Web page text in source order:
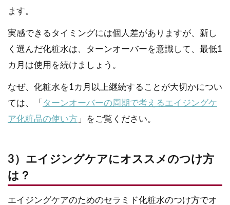
ます。
実感できるタイミングには個人差がありますが、新し
く選んだ化粧水は、ターンオーバーを意識して、最低1
カ月は使用を続けましょう。
なぜ、化粧水を1カ月以上継続することが大切かについ
ては、「 ターンオーバーの周期で考えるエイジングケ
ア化粧品の使い方 」をご覧ください。
3）エイジングケアにオススメのつけ方
は？
エイジングケアのためのセラミド化粧水のつけ方でオ